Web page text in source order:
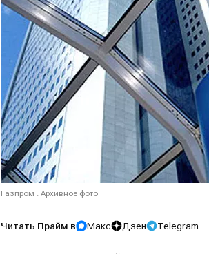
Газпром . Архивное фото
Читать Прайм в Макс Дзен Telegram